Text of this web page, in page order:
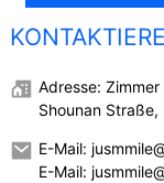
Adresse:
Shounan
E-Mail:
E-Mail: